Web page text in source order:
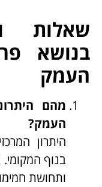
שאלות
בנושא
העמק
מהם
העמק?
היתרון
בנוף
ותחושת